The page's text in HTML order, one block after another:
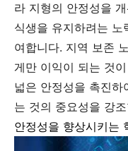
라 지형의 안정성을
식생을 유지하려는
여합니다. 지역 보존
게만 이익이 되는 것
넓은 안정성을 촉진
는 것의 중요성을 강
안정성을 향상시키는